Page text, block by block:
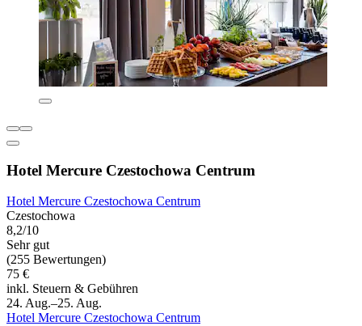
Hotel Mercure Czestochowa Centrum
Hotel Mercure Czestochowa Centrum
Czestochowa
8,2/10
Sehr gut
(255 Bewertungen)
75 €
inkl. Steuern & Gebühren
24. Aug.–25. Aug.
Hotel Mercure Czestochowa Centrum